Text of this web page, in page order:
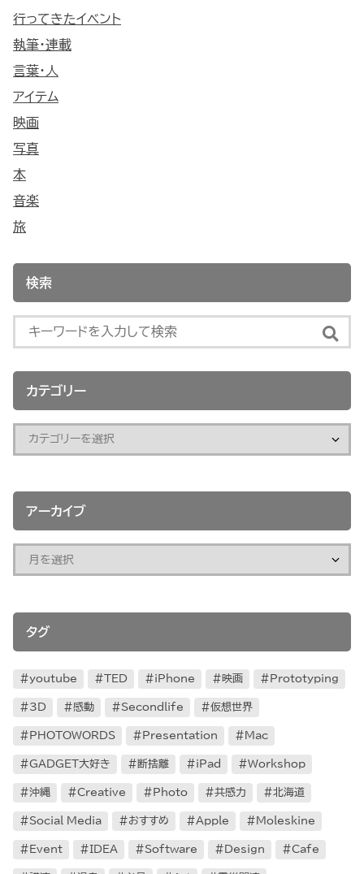
行ってきたイベント
執筆・連載
言葉・人
アイテム
映画
写真
本
音楽
旅
検索
カテゴリー
アーカイブ
タグ
youtube TED iPhone 映画 Prototyping
3D 感動 Secondlife 仮想世界
PHOTOWORDS Presentation Mac
GADGET大好き 断捨離 iPad Workshop
沖縄 Creative Photo 共感力 北海道
Social Media おすすめ Apple Moleskine
Event IDEA Software Design Cafe